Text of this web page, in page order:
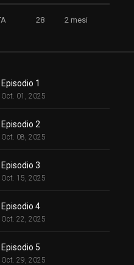
28 2 mesi
Episodio 1
Oct. 01, 2025
Episodio 2
Oct. 08, 2025
Episodio 3
Oct. 15, 2025
Episodio 4
Oct. 22, 2025
Episodio 5
Oct. 29, 2025